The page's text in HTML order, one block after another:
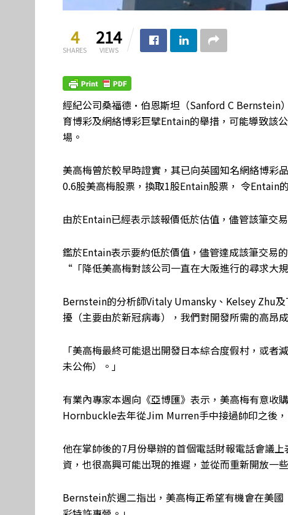
4
SHARES
214
VIEWS
經紀公司桑福德·伯恩斯坦（Sanford C Bernstein
育博彩及網絡博彩巨擘Entain的舉措，可能導致該
場。
美高梅曾於較早時證實，其已向英國知名網絡博
0.6股美高梅股票，換取1股Entain股票， 令Entain
由於Entain已經表示該報價低於估值，儘管該筆交
鑑於Entain表示要約低於價值，儘管達成該筆交易
“「降低美高梅對該公司一直在大阪進行的尋求大
Bernstein的分析師Vitaly Umansky、Kelsey Zhu
擾（主要由於新冠病毒），我們對開發所需的高昂
「美高梅最終可能退出開發日本綜合度假村，或
未公佈）。」
有業內專家本週向《亞博匯》表示，美高梅有意
Hornbuckle去年從Jim Murren手中接過帥印之後
他在掌帥後的7月份舉辦的首個電話財報電話會議
資，也很高興可能出現的推遲，並從而重新開放一
Bernstein於週二指出，美高梅正希望有機會在美